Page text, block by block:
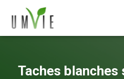
Taches blanches